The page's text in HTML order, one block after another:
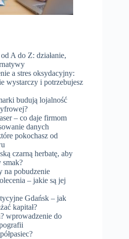
A do Z: działanie,
a stres oksydacyjny:
wystarczy i potrzebujesz
budują lojalność
– co daje firmom
danych
pokochasz od
czarną herbatę, aby
smak?
na pobudzenie
– jakie są jej
Gdańsk – jak
kapitał?
wprowadzenie do